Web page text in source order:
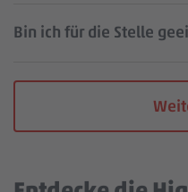
Bin ich für die Stelle